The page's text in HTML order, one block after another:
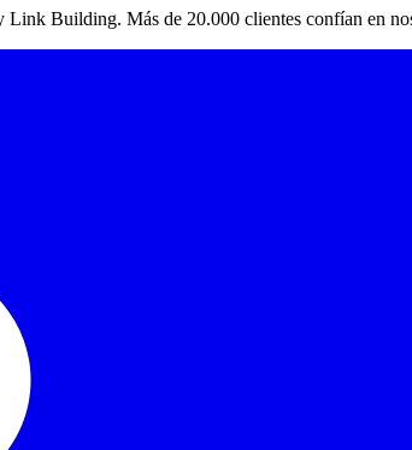
Building. Más de 20.000 clientes confían en